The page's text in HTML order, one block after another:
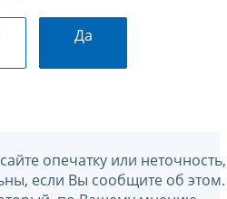
Да
опечатку или неточность,
если Вы сообщите об этом.